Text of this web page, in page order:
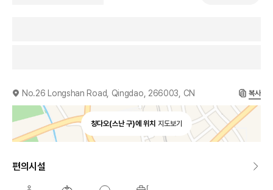
No.26 Longshan Road, Qingdao, 266003, CN 복사
칭다오(스난 구)에 위치 지도보기
편의시설